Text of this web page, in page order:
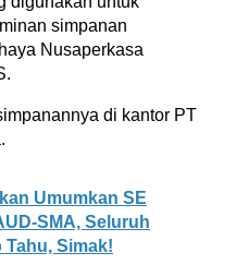
simpanan
Nusaperkasa
di kantor PT
Umumkan SE
SMA, Seluruh
Tahu, Simak!